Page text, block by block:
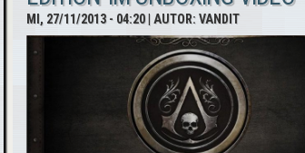
Edition
heute
nur €
18,97
MI, 27/11/2013 - 04:20| AUTOR:VANDIT